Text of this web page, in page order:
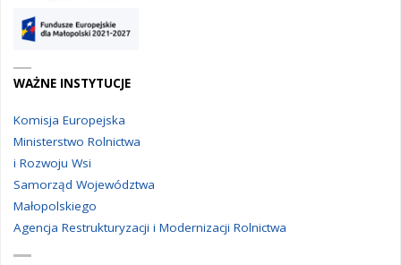
WAŻNE INSTYTUCJE
Komisja Europejska
Ministerstwo Rolnictwa
i Rozwoju Wsi
Samorząd Województwa
Małopolskiego
Agencja Restrukturyzacji i Modernizacji Rolnictwa